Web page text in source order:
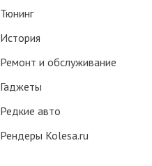
Тюнинг
История
Ремонт и обслуживание
Гаджеты
Редкие авто
Рендеры Kolesa.ru